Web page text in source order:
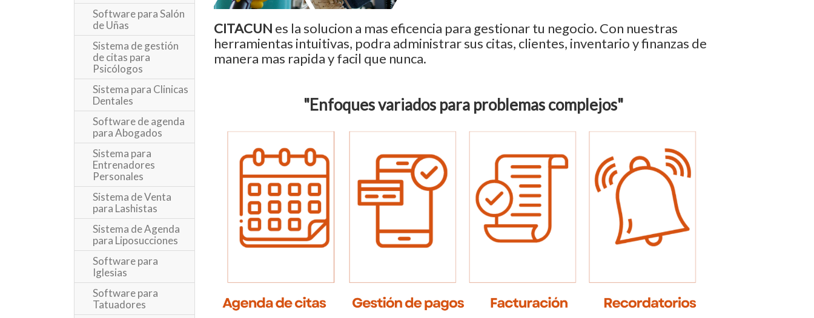
Software para Salón
de Uñas
Sistema de gestión
de citas para
Psicólogos
Sistema para Clinicas
Dentales
Software de agenda
para Abogados
Sistema para
Entrenadores
Personales
Sistema de Venta
para Lashistas
Sistema de Agenda
para Liposucciones
Software para
Iglesias
Software para
Tatuadores
CITACUN es la solucion a mas eficencia para gestionar tu negocio. Con nuestras
herramientas intuitivas, podra administrar sus citas, clientes, inventario y finanzas de
manera mas rapida y facil que nunca.
"Enfoques variados para problemas complejos"